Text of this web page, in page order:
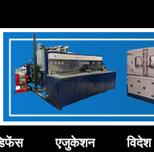
एजुकेशन विदेश